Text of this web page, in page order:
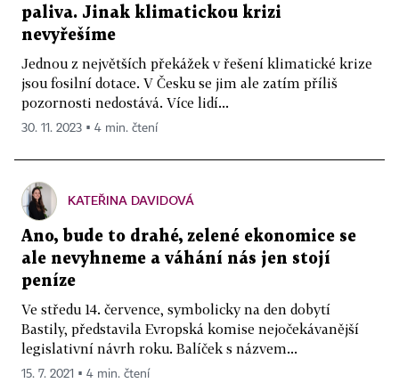
paliva. Jinak klimatickou krizi
nevyřešíme
Jednou z největších překážek v řešení klimatické krize
jsou fosilní dotace. V Česku se jim ale zatím příliš
pozornosti nedostává. Více lidí...
30. 11. 2023 ▪ 4 min. čtení
KATEŘINA DAVIDOVÁ
Ano, bude to drahé, zelené ekonomice se
ale nevyhneme a váhání nás jen stojí
peníze
Ve středu 14. července, symbolicky na den dobytí
Bastily, představila Evropská komise nejočekávanější
legislativní návrh roku. Balíček s názvem...
15. 7. 2021 ▪ 4 min. čtení